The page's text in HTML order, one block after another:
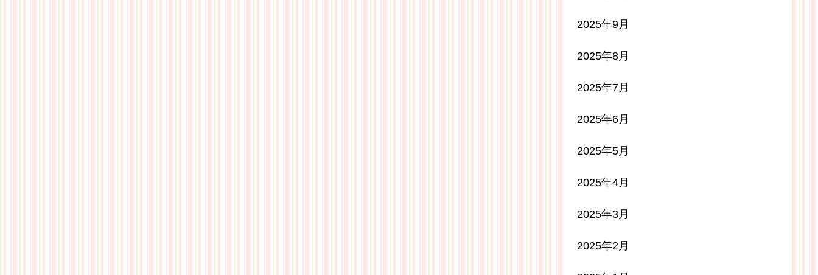
2025年9月
2025年8月
2025年7月
2025年6月
2025年5月
2025年4月
2025年3月
2025年2月